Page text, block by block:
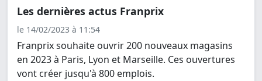
Les dernières actus Franprix
le 14/02/2023 à 11:54
Franprix souhaite ouvrir 200 nouveaux magasins
en 2023 à Paris, Lyon et Marseille. Ces ouvertures
vont créer jusqu'à 800 emplois.